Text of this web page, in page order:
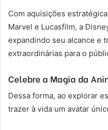
Com aquisições
Marvel e Lucasfilm, a
expandindo seu alcance e
extraordinárias para o
Celebre a Magia da
Dessa forma, ao explorar
trazer à vida um avatar